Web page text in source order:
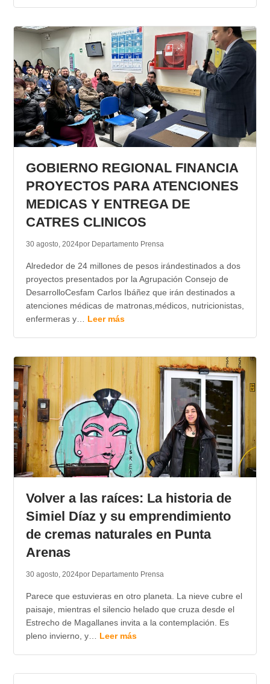
GOBIERNO REGIONAL FINANCIA
PROYECTOS PARA ATENCIONES
MEDICAS Y ENTREGA DE
CATRES CLINICOS
30 agosto, 2024por Departamento Prensa
Alrededor de 24 millones de pesos irándestinados a dos
proyectos presentados por la Agrupación Consejo de
DesarrolloCesfam Carlos Ibáñez que irán destinados a
atenciones médicas de matronas,médicos, nutricionistas,
enfermeras y… Leer más
Volver a las raíces: La historia de
Simiel Díaz y su emprendimiento
de cremas naturales en Punta
Arenas
30 agosto, 2024por Departamento Prensa
Parece que estuvieras en otro planeta. La nieve cubre el
paisaje, mientras el silencio helado que cruza desde el
Estrecho de Magallanes invita a la contemplación. Es
pleno invierno, y… Leer más